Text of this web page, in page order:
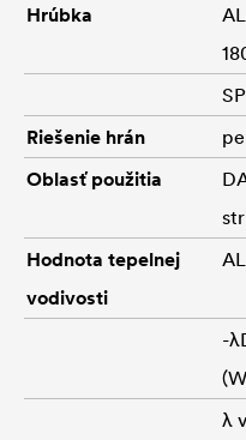
Hrúbka
Riešenie hrán
Oblasť použitia
Hodnota tepelnej
vodivosti
-
λ